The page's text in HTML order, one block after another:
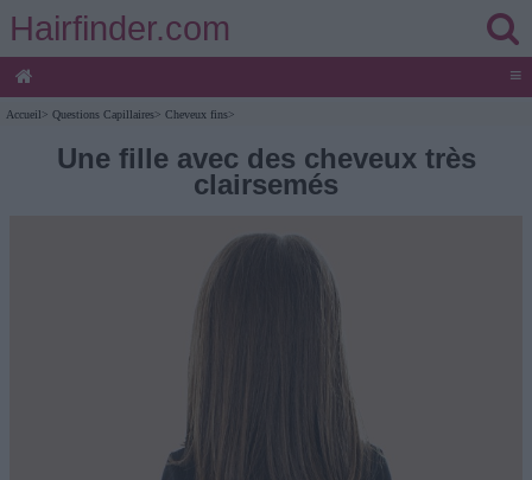
Hairfinder.com
≡
Accueil> Questions Capillaires> Cheveux fins>
Une fille avec des cheveux très
clairsemés